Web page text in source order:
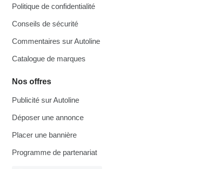
Politique de confidentialité
Conseils de sécurité
Commentaires sur Autoline
Catalogue de marques
Nos offres
Publicité sur Autoline
Déposer une annonce
Placer une bannière
Programme de partenariat